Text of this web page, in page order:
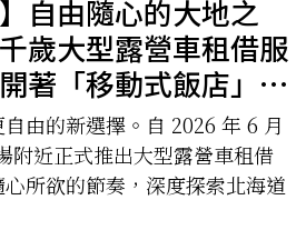
自由隨心的大地之
歲大型露營車租借服
著「移動式飯店」暢
由的新選擇。自 2026 年 6 月
附近正式推出大型露營車租借
所欲的節奏，深度探索北海道